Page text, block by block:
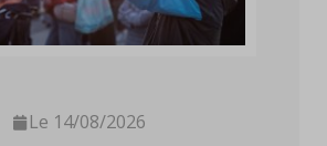
Le 14/08/2026